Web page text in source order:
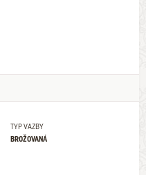
TYP VAZBY
BROŽOVANÁ